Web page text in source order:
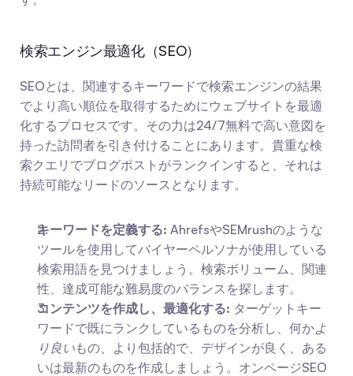
検索エンジン最適化（SEO）
SEOとは、関連するキーワードで検索エンジンの結果
でより高い順位を取得するためにウェブサイトを最適
化するプロセスです。その力は24/7無料で高い意図を
持った訪問者を引き付けることにあります。貴重な検
索クエリでブログポストがランクインすると、それは
持続可能なリードのソースとなります。
キーワードを定義する: AhrefsやSEMrushのような
ツールを使用してバイヤーペルソナが使用している
検索用語を見つけましょう。検索ボリューム、関連
性、達成可能な難易度のバランスを探します。
コンテンツを作成し、最適化する: ターゲットキー
ワードで既にランクしているものを分析し、何かよ
り良いもの、より包括的で、デザインが良く、ある
いは最新のものを作成しましょう。オンページSEO